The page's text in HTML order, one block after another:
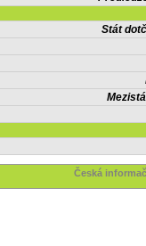
Stát
Česká